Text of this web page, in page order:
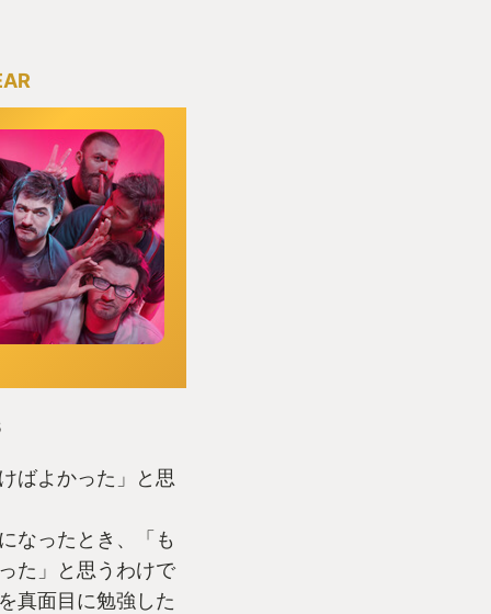
ばよかった」と思
なったとき、「も
た」と思うわけで
真面目に勉強した